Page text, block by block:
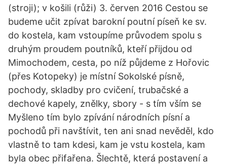
(stroji); v košili (růži) 3. červen 2016 Cestou se
budeme učit zpívat barokní poutní píseň ke sv.
do kostela, kam vstoupíme průvodem spolu s
druhým proudem poutníků, kteří přijdou od
Mimochodem, cesta, po níž půjdeme z Hořovic
(přes Kotopeky) je místní Sokolské písně,
pochody, skladby pro cvičení, trubačské a
dechové kapely, znělky, sbory - s tím vším se
Myšleno tím bylo zpívání národních písní a
pochodů při navštívit, ten ani snad nevěděl, kdo
vlastně to tam kdesi, kam je vstu kostela, kam
byla obec přifařena. Šlechtě, která postavení a